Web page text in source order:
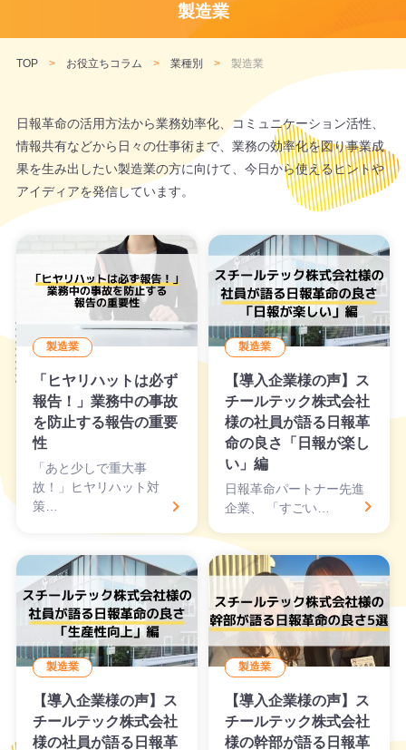
製造業
TOP お役立ちコラム 業種別 製造業
日報革命の活用方法から業務効率化、コミュニケーション活性、
情報共有などから日々の仕事術まで、業務の効率化を図り事業成
果を生み出したい製造業の方に向けて、今日から使えるヒントや
アイディアを発信しています。
製造業
「ヒヤリハットは必ず
報告！」業務中の事故
を防止する報告の重要
性
「あと少しで重大事
故！」ヒヤリハット対
策…
製造業
【導入企業様の声】ス
チールテック株式会社
様の社員が語る日報革
命の良さ「日報が楽し
い」編
日報革命パートナー先進
企業、 「すごい…
製造業
【導入企業様の声】ス
チールテック株式会社
様の社員が語る日報革
製造業
【導入企業様の声】ス
チールテック株式会社
様の幹部が語る日報革